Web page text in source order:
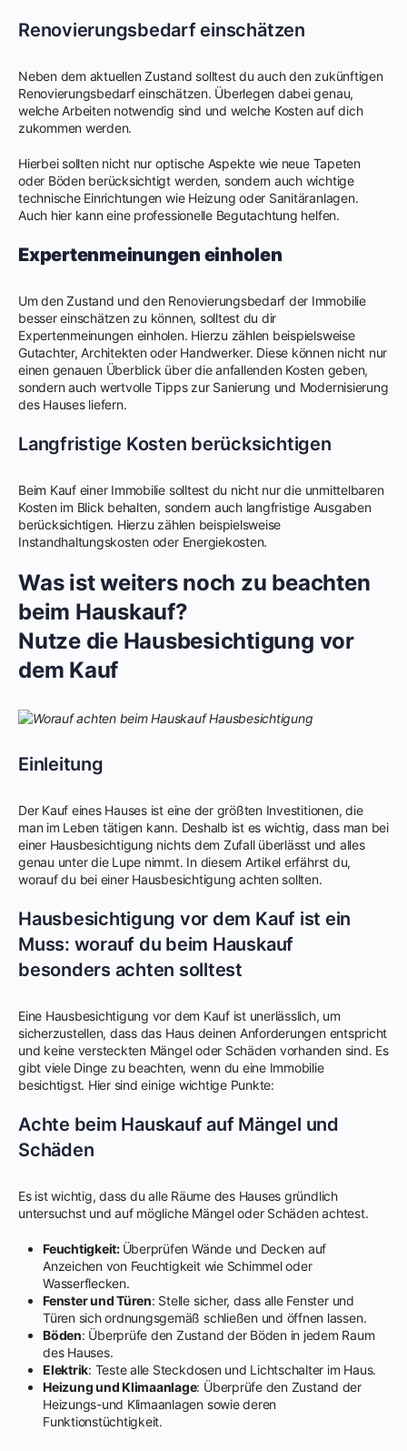
Renovierungsbedarf einschätzen
Neben dem aktuellen Zustand solltest du auch den zukünftigen
Renovierungsbedarf einschätzen. Überlegen dabei genau,
welche Arbeiten notwendig sind und welche Kosten auf dich
zukommen werden.
Hierbei sollten nicht nur optische Aspekte wie neue Tapeten
oder Böden berücksichtigt werden, sondern auch wichtige
technische Einrichtungen wie Heizung oder Sanitäranlagen.
Auch hier kann eine professionelle Begutachtung helfen.
Expertenmeinungen einholen
Um den Zustand und den Renovierungsbedarf der Immobilie
besser einschätzen zu können, solltest du dir
Expertenmeinungen einholen. Hierzu zählen beispielsweise
Gutachter, Architekten oder Handwerker. Diese können nicht nur
einen genauen Überblick über die anfallenden Kosten geben,
sondern auch wertvolle Tipps zur Sanierung und Modernisierung
des Hauses liefern.
Langfristige Kosten berücksichtigen
Beim Kauf einer Immobilie solltest du nicht nur die unmittelbaren
Kosten im Blick behalten, sondern auch langfristige Ausgaben
berücksichtigen. Hierzu zählen beispielsweise
Instandhaltungskosten oder Energiekosten.
Was ist weiters noch zu beachten
beim Hauskauf?
Nutze die Hausbesichtigung vor
dem Kauf
Einleitung
Der Kauf eines Hauses ist eine der größten Investitionen, die
man im Leben tätigen kann. Deshalb ist es wichtig, dass man bei
einer Hausbesichtigung nichts dem Zufall überlässt und alles
genau unter die Lupe nimmt. In diesem Artikel erfährst du,
worauf du bei einer Hausbesichtigung achten sollten.
Hausbesichtigung vor dem Kauf ist ein
Muss: worauf du beim Hauskauf
besonders achten solltest
Eine Hausbesichtigung vor dem Kauf ist unerlässlich, um
sicherzustellen, dass das Haus deinen Anforderungen entspricht
und keine versteckten Mängel oder Schäden vorhanden sind. Es
gibt viele Dinge zu beachten, wenn du eine Immobilie
besichtigst. Hier sind einige wichtige Punkte:
Achte beim Hauskauf auf Mängel und
Schäden
Es ist wichtig, dass du alle Räume des Hauses gründlich
untersuchst und auf mögliche Mängel oder Schäden achtest.
Feuchtigkeit: Überprüfen Wände und Decken auf
Anzeichen von Feuchtigkeit wie Schimmel oder
Wasserflecken.
Fenster und Türen: Stelle sicher, dass alle Fenster und
Türen sich ordnungsgemäß schließen und öffnen lassen.
Böden: Überprüfe den Zustand der Böden in jedem Raum
des Hauses.
Elektrik: Teste alle Steckdosen und Lichtschalter im Haus.
Heizung und Klimaanlage: Überprüfe den Zustand der
Heizungs-und Klimaanlagen sowie deren
Funktionstüchtigkeit.